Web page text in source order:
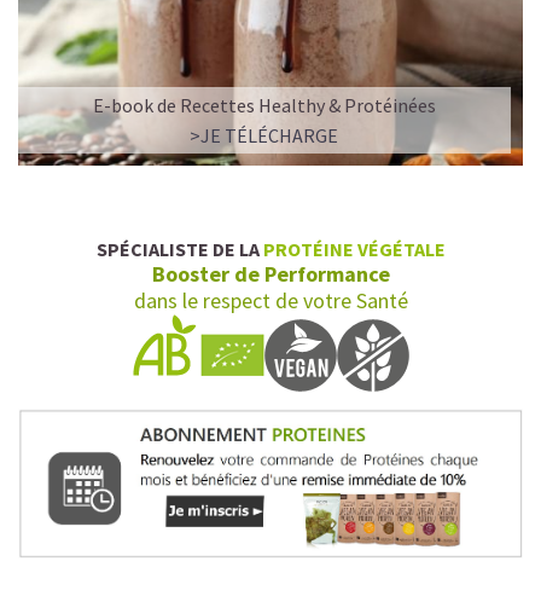
L’ALLIANCE PARFAITE ENTRE PLAISIR ET
PERFORMANCE
Cacao pur, café expresso et lait végétal fusionnent dans
une boisson veloutée et énergisante.
Une vraie caresse chocolatée, riche en protéines, léger
pour ne jamais peser.
Pour les accros au chocolat qui veulent booster leurs
journées avec goût et équilibre.
Mocha Glacé Protéiné
🍵 MATCHA LATTE GLACÉ
E-book de Recettes Healthy & Protéinées
>JE TÉLÉCHARGE
SPÉCIALISTE DE LA PROTÉINE VÉGÉTALE
Booster de Performance
dans le respect de votre Santé